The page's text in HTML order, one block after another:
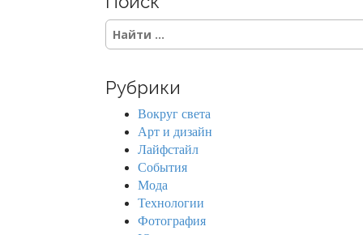
S
e
c
Рубрики
Вокруг света
Арт и дизайн
Лайфстайл
События
Мода
Технологии
Фотография